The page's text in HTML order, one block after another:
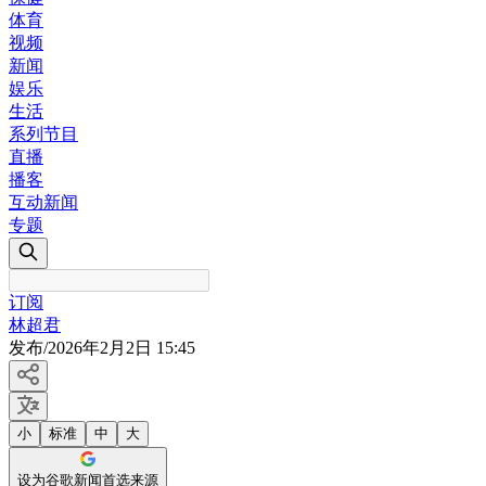
体育
视频
新闻
娱乐
生活
系列节目
直播
播客
互动新闻
专题
订阅
林超君
发布/2026年2月2日 15:45
小 标准 中 大
设为谷歌新闻首选来源